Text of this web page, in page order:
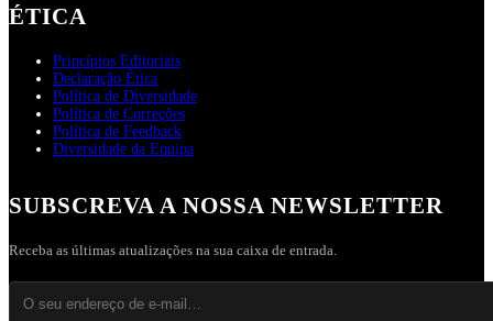
ÉTICA
Princípios Editoriais
Declaração Ética
Política de Diversidade
Política de Correções
Política de Feedback
Diversidade da Equipa
SUBSCREVA A NOSSA NEWSLETTER
Receba as últimas atualizações na sua caixa de entrada.